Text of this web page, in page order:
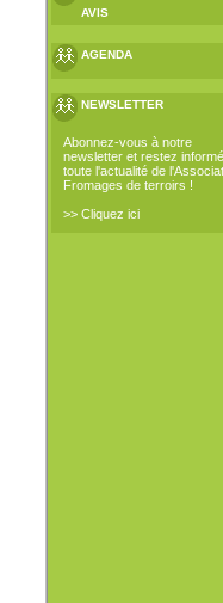
AVIS
AGENDA
NEWSLETTER
Abonnez-vous à notre
newsletter et restez
toute l'actualité de
Fromages de terroirs !
>> Cliquez ici